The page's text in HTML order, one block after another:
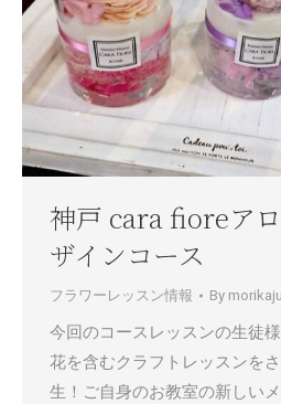
神戸 cara fioreア
ザインコース
フラワーレッスン情報 By
今回のコースレッスンの生徒
花を含むクラフトレッスンを
生！ご自身のお教室の新しい